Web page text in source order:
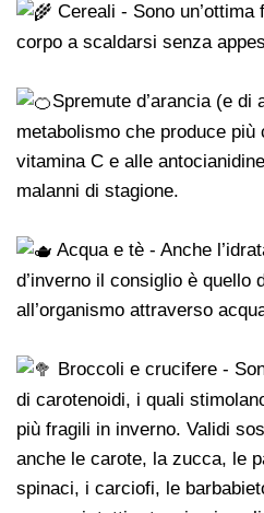
Cereali - Sono
corpo a scaldarsi senza
Spremute d’arancia (e di
metabolismo che produce
vitamina C e alle
malanni di stagione.
Acqua e tè - Anche
d’inverno il consiglio è quello
all’organismo attraverso
Broccoli e crucifere -
di carotenoidi, i quali
più fragili in inverno. Validi
anche le carote, la zucca, le
spinaci, i carciofi, le